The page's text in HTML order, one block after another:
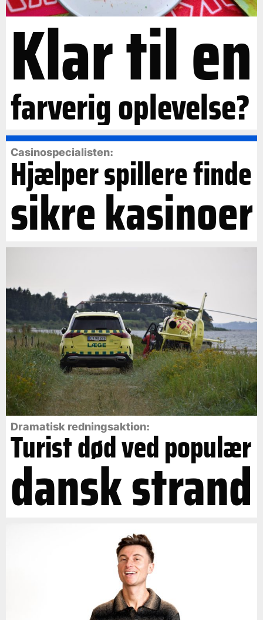
Klar til en
farverig oplevelse?
Casinospecialisten:
Hjælper spillere finde
sikre kasinoer
Dramatisk redningsaktion:
Turist død ved populær
dansk strand